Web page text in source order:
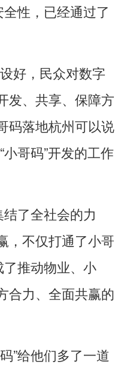
性，已经通过了
好，民众对数字
发、共享、保障方
码落地杭州可以说
哥码”开发的工作
了全社会的力
，不仅打通了小哥
了推动物业、小
合力、全面共赢的
给他们多了一道